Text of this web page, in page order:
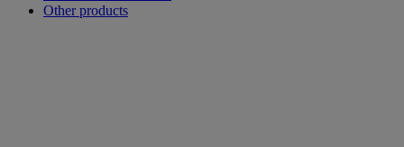
Other products